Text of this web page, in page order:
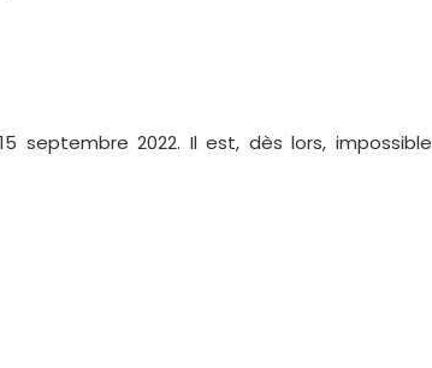
septembre 2022. Il est, dès lors,